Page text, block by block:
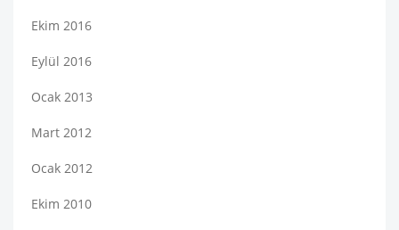
Ekim 2016
Eylül 2016
Ocak 2013
Mart 2012
Ocak 2012
Ekim 2010